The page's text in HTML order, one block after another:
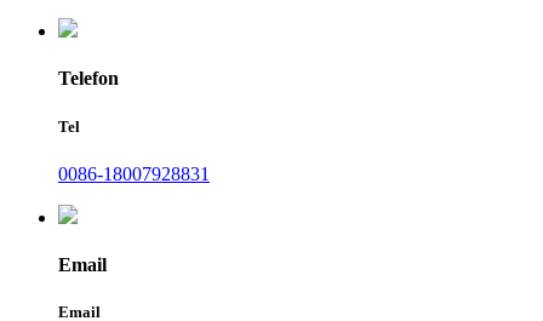
Telefon
Tel
0086-18007928831
Email
Email